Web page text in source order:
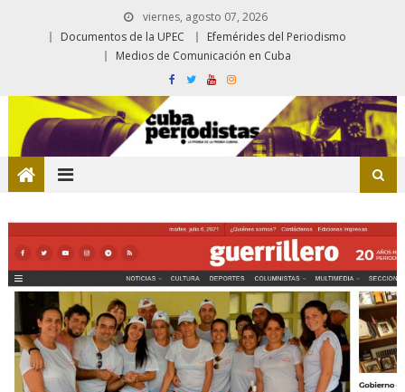
viernes, agosto 07, 2026
Documentos de la UPEC
Efemérides del Periodismo
Medios de Comunicación en Cuba